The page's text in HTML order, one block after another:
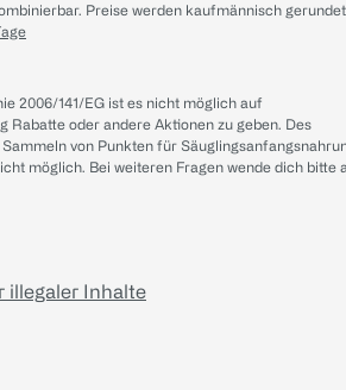
Preise werden kaufmännisch
2006/141/EG ist es nicht möglich auf
Rabatte oder andere Aktionen zu geben. Des
von Punkten für
möglich. Bei weiteren Fragen wende dich bitte
illegaler Inhalte